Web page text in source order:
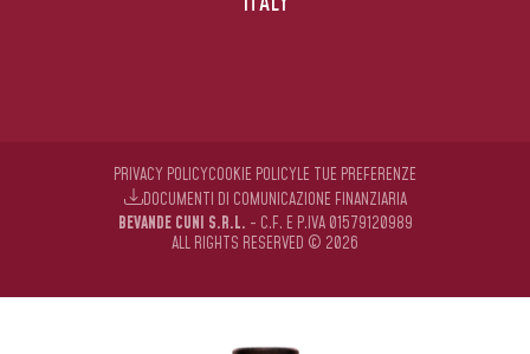
BEVANDE CUNI S.R.L. - C.F. E P.IVA 01579120989
ALL RIGHTS RESERVED © 2026
PRIVACY POLICYCOOKIE POLICYLE TUE PREFERENZE
DOCUMENTI DI COMUNICAZIONE FINANZIARIA